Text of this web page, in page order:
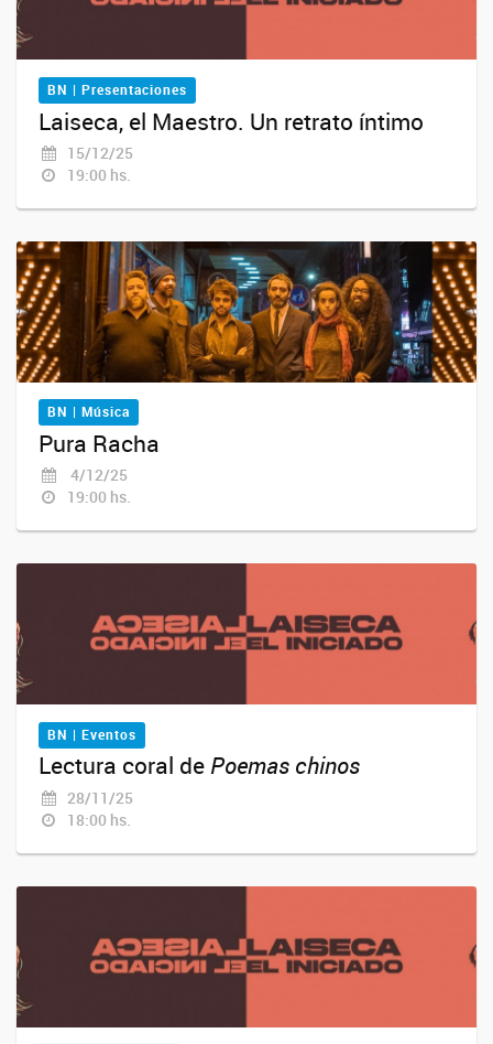
BN | Presentaciones
Laiseca, el Maestro. Un retrato íntimo
15/12/25
19:00 hs.
BN | Música
Pura Racha
4/12/25
19:00 hs.
BN | Eventos
Lectura coral de Poemas chinos
28/11/25
18:00 hs.